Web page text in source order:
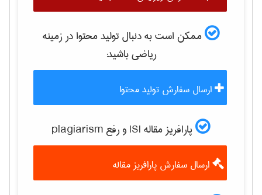
ممکن است به دنبال تولید محتوا در زمینه
رياضیباشید:
ارسال سفارش تولید محتوا
پارافریز مقاله ISI و رفع plagiarism
ارسال سفارش پارافریز مقاله